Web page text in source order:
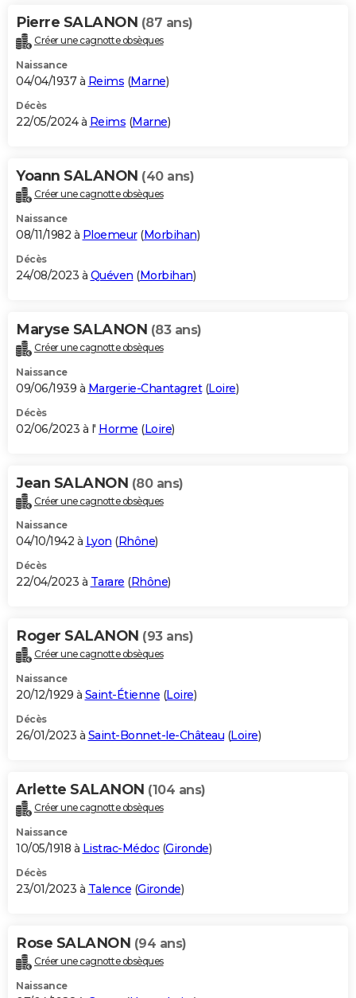
Pierre SALANON (87 ans)
Créer une cagnotte obsèques
Naissance
04/04/1937 à Reims (Marne)
Décès
22/05/2024 à Reims (Marne)
Yoann SALANON (40 ans)
Créer une cagnotte obsèques
Naissance
08/11/1982 à Ploemeur(Morbihan)
Décès
24/08/2023 à Quéven (Morbihan)
Maryse SALANON (83 ans)
Créer une cagnotte obsèques
Naissance
09/06/1939 à Margerie-Chantagret(Loire)
Décès
02/06/2023 à l' Horme (Loire)
Jean SALANON (80 ans)
Créer une cagnotte obsèques
Naissance
04/10/1942 à Lyon (Rhône)
Décès
22/04/2023 à Tarare (Rhône)
Roger SALANON (93 ans)
Créer une cagnotte obsèques
Naissance
20/12/1929 à Saint-Étienne (Loire)
Décès
26/01/2023 à Saint-Bonnet-le-Château (Loire)
Arlette SALANON (104 ans)
Créer une cagnotte obsèques
Naissance
10/05/1918 à Listrac-Médoc(Gironde)
Décès
23/01/2023 à Talence (Gironde)
Rose SALANON (94 ans)
Créer une cagnotte obsèques
Naissance